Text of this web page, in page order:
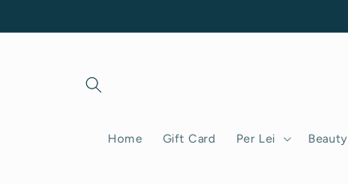
ai contenuti
Home Gift Card Per Lei Beauty